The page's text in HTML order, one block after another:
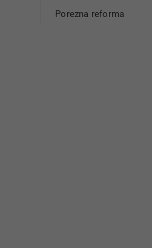
Porezna reforma